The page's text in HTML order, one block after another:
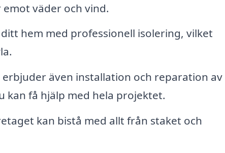
väder och vind.
hem med professionell isolering, vilket
även installation och reparation av
kan få hjälp med hela projektet.
kan bistå med allt från staket och